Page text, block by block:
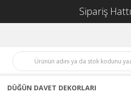
Sipariş Hattı
DÜĞÜN DAVET DEKORLARI